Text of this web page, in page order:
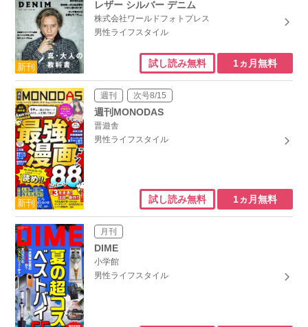
レザー シルバー デニム
株式会社ワールドフォトプレス
男性ライフスタイル
試し読み無料 1ヵ月無料
週刊 次号8/15
週刊MONODAS
晋遊舎
男性ライフスタイル
試し読み無料 1ヵ月無料
月刊
DIME
小学館
男性ライフスタイル